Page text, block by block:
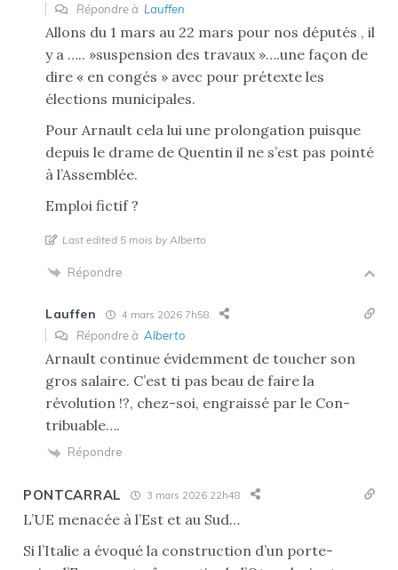
Répondre à Lauffen
Allons du 1 mars au 22 mars pour nos députés , il
y a ….. »suspension des travaux »….une façon de
dire « en congés » avec pour prétexte les
élections municipales.
Pour Arnault cela lui une prolongation puisque
depuis le drame de Quentin il ne s’est pas pointé
à l’Assemblée.
Emploi fictif ?
Last edited 5 mois by Alberto
Répondre
Lauffen 4 mars 2026 7h58
Répondre à Alberto
Arnault continue évidemment de toucher son
gros salaire. C’est ti pas beau de faire la
révolution !?, chez-soi, engraissé par le Con-
tribuable….
Répondre
PONTCARRAL 3 mars 2026 22h48
L’UE menacée à l’Est et au Sud…
Si l’Italie a évoqué la construction d’un porte-